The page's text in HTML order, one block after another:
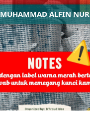
MUHAMMAD ALFIN NUR